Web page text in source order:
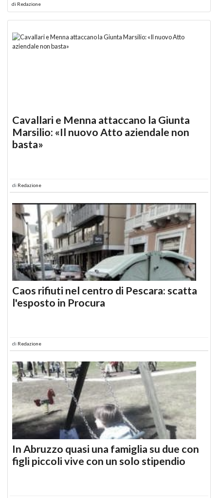
di Redazione
Cavallari e Menna attaccano la Giunta
Marsilio: «Il nuovo Atto aziendale non
basta»
di Redazione
Caos rifiuti nel centro di Pescara: scatta
l'esposto in Procura
di Redazione
In Abruzzo quasi una famiglia su due con
figli piccoli vive con un solo stipendio